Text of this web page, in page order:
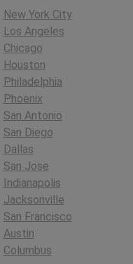
New York City
Los Angeles
Chicago
Houston
Philadelphia
Phoenix
San Antonio
San Diego
Dallas
San Jose
Indianapolis
Jacksonville
San Francisco
Austin
Columbus